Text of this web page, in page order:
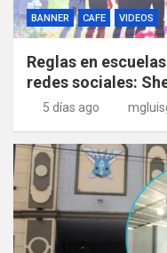
BANNER CAFE VIDEOS
Reglas en
redes sociales:
5 días ago